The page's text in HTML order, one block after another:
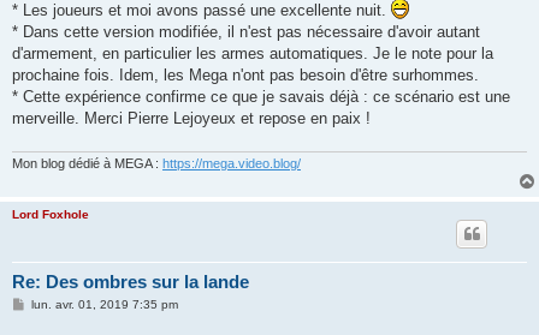
* Les joueurs et moi avons passé une excellente nuit.
* Dans cette version modifiée, il n'est pas nécessaire d'avoir autant
d'armement, en particulier les armes automatiques. Je le note pour la
prochaine fois. Idem, les Mega n'ont pas besoin d'être surhommes.
* Cette expérience confirme ce que je savais déjà : ce scénario est une
merveille. Merci Pierre Lejoyeux et repose en paix !
Mon blog dédié à MEGA : https://mega.video.blog/
Lord Foxhole
Re: Des ombres sur la lande
Mlun. avr. 01, 2019 7:35 pm